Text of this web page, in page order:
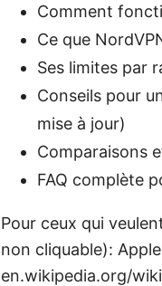
Comment
Ce que
Ses limites par
Conseils pour
mise à jour)
Comparaisons
FAQ complète
Pour ceux qui
non cliquable):
en.wikipedia.org/